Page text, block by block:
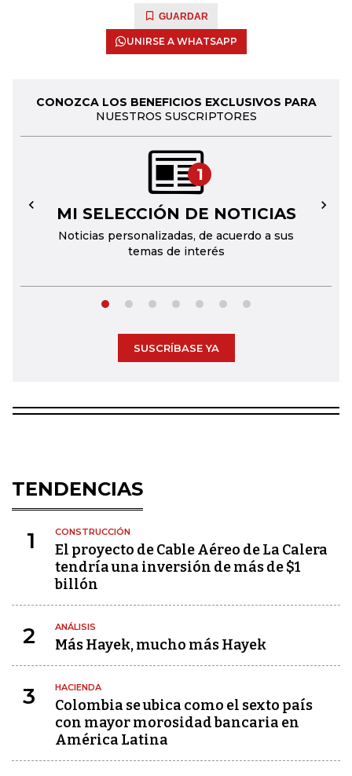
GUARDAR
UNIRSE A WHATSAPP
CONOZCA LOS BENEFICIOS EXCLUSIVOS PARA
NUESTROS SUSCRIPTORES
1
MI SELECCIÓN DE NOTICIAS
Noticias personalizadas, de acuerdo a sus
temas de interés
← →
SUSCRÍBASE YA
TENDENCIAS
1 CONSTRUCCIÓN
El proyecto de Cable Aéreo de La Calera
tendría una inversión de más de $1
billón
2 ANÁLISIS
Más Hayek, mucho más Hayek
3 HACIENDA
Colombia se ubica como el sexto país
con mayor morosidad bancaria en
América Latina